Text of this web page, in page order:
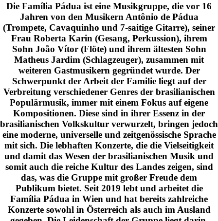
Die Família Pádua ist eine Musikgruppe, die vor 16
Jahren von den Musikern Antônio de Pádua
(Trompete, Cavaquinho und 7-saitige Gitarre), seiner
Frau Roberta Karin (Gesang, Perkussion), ihrem
Sohn João Vítor (Flöte) und ihrem ältesten Sohn
Matheus Jardim (Schlagzeuger), zusammen mit
weiteren Gastmusikern gegründet wurde. Der
Schwerpunkt der Arbeit der Familie liegt auf der
Verbreitung verschiedener Genres der brasilianischen
Populärmusik, immer mit einem Fokus auf eigene
Kompositionen. Diese sind in ihrer Essenz in der
brasilianischen Volkskultur verwurzelt, bringen jedoch
eine moderne, universelle und zeitgenössische Sprache
mit sich. Die lebhaften Konzerte, die die Vielseitigkeit
und damit das Wesen der brasilianischen Musik und
somit auch die reiche Kultur des Landes zeigen, sind
das, was die Gruppe mit großer Freude dem
Publikum bietet. Seit 2019 lebt und arbeitet die
Família Pádua in Wien und hat bereits zahlreiche
Konzerte sowohl in Österreich als auch im Ausland